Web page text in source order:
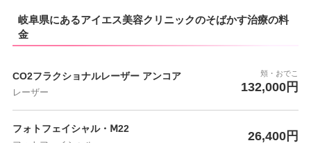
岐阜県にあるアイエス美容クリニックのそばかす治療の料
金
CO2フラクショナルレーザー アンコア
レーザー
頬・おでこ
132,000円
フォトフェイシャル・Ⅿ22
26,400円